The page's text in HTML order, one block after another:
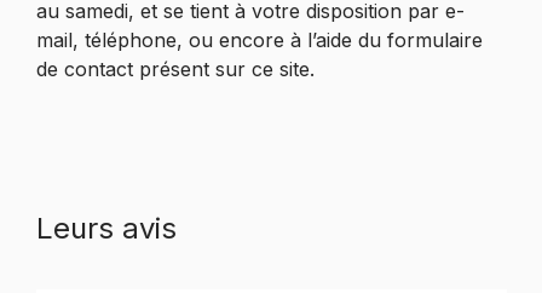
au samedi, et se tient à votre disposition par e-
mail, téléphone, ou encore à l’aide du formulaire
de contact présent sur ce site.
Leurs avis